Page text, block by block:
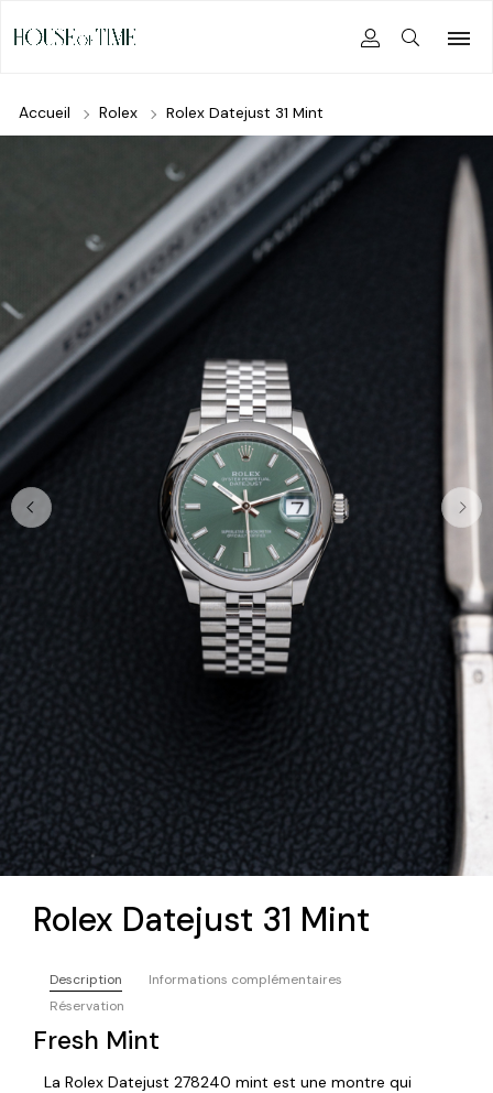
Accueil Rolex Rolex Datejust 31 Mint
Rolex Datejust 31 Mint
Description
Informations complémentaires
Réservation
Fresh Mint
La Rolex Datejust 278240 mint est une montre qui